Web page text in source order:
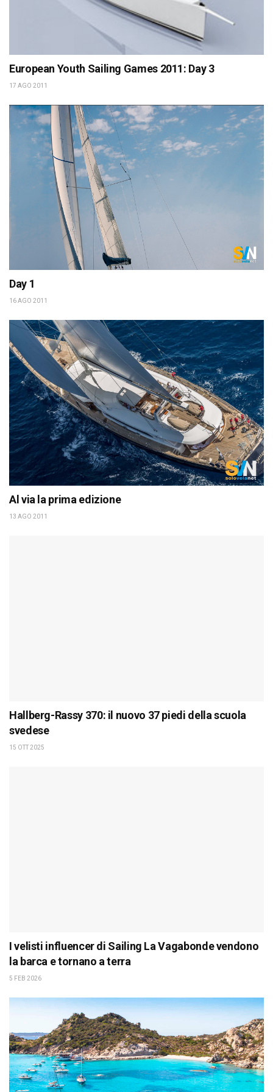
European Youth Sailing Games 2011: Day 3
17 AGO 2011
Day 1
16 AGO 2011
Al via la prima edizione
13 AGO 2011
Hallberg-Rassy 370: il nuovo 37 piedi della scuola
svedese
15 OTT 2025
I velisti influencer di Sailing La Vagabonde vendono
la barca e tornano a terra
5 FEB 2026